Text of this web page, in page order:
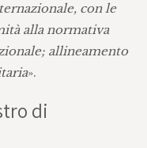
con le
alla normativa
allineamento
».
di